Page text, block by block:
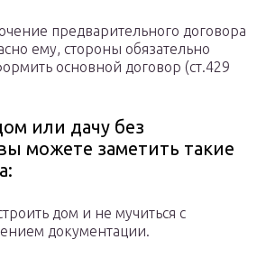
предварительного договора
ему, стороны обязательно
основной договор (ст.429
или дачу без
можете заметить такие
дом и не мучиться с
документации.